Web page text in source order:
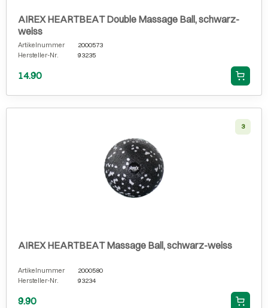
AIREX HEARTBEAT Double Massage Ball, schwarz-
weiss
Artikelnummer
2000573
Hersteller-Nr.
93235
14.90
3
AIREX HEARTBEAT Massage Ball, schwarz-weiss
Artikelnummer
2000580
Hersteller-Nr.
93234
9.90